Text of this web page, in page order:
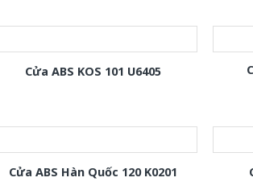
Cửa ABS KOS 101 U6405
Cửa ABS Hàn Quốc 120 K0201